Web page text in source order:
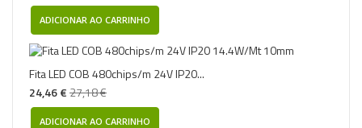
ADICIONAR AO CARRINHO
Fita LED COB 480chips/m 24V IP20...
24,46 €27,18 €
ADICIONAR AO CARRINHO